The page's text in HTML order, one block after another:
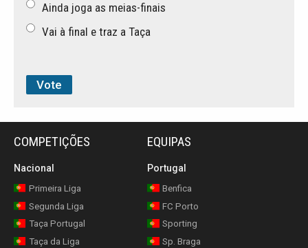
Ainda joga as meias-finais
Vai à final e traz a Taça
COMPETIÇÕES
Nacional
Primeira Liga
Segunda Liga
Taça Portugal
Taça da Liga
EQUIPAS
Portugal
Benfica
FC Porto
Sporting
Sp. Braga